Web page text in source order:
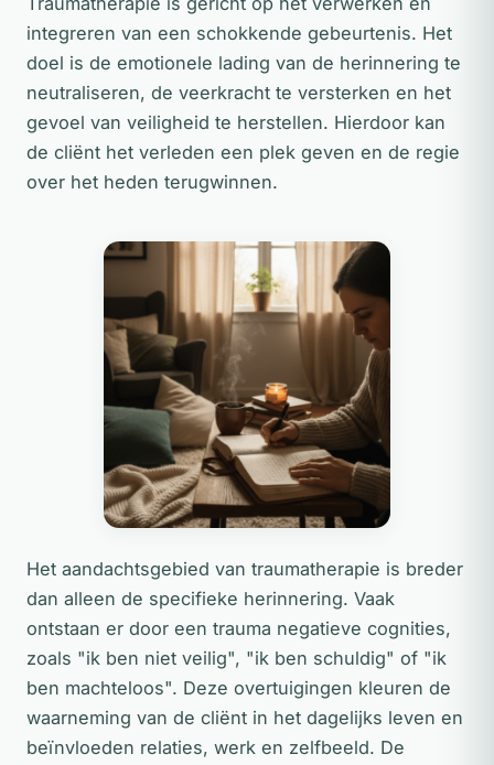
integreren van een schokkende gebeurtenis. Het
doel is de emotionele lading van de herinnering te
neutraliseren, de veerkracht te versterken en het
gevoel van veiligheid te herstellen. Hierdoor kan
de cliënt het verleden een plek geven en de regie
over het heden terugwinnen.
Het aandachtsgebied van traumatherapie is breder
dan alleen de specifieke herinnering. Vaak
ontstaan er door een trauma negatieve cognities,
zoals "ik ben niet veilig", "ik ben schuldig" of "ik
ben machteloos". Deze overtuigingen kleuren de
waarneming van de cliënt in het dagelijks leven en
beïnvloeden relaties, werk en zelfbeeld. De